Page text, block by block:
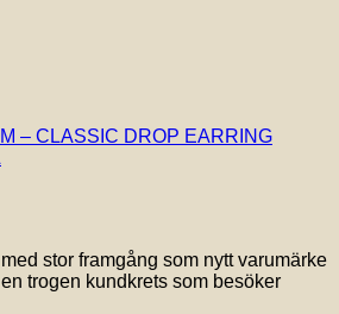
– CLASSIC DROP EARRING
stor framgång som nytt varumärke
trogen kundkrets som besöker